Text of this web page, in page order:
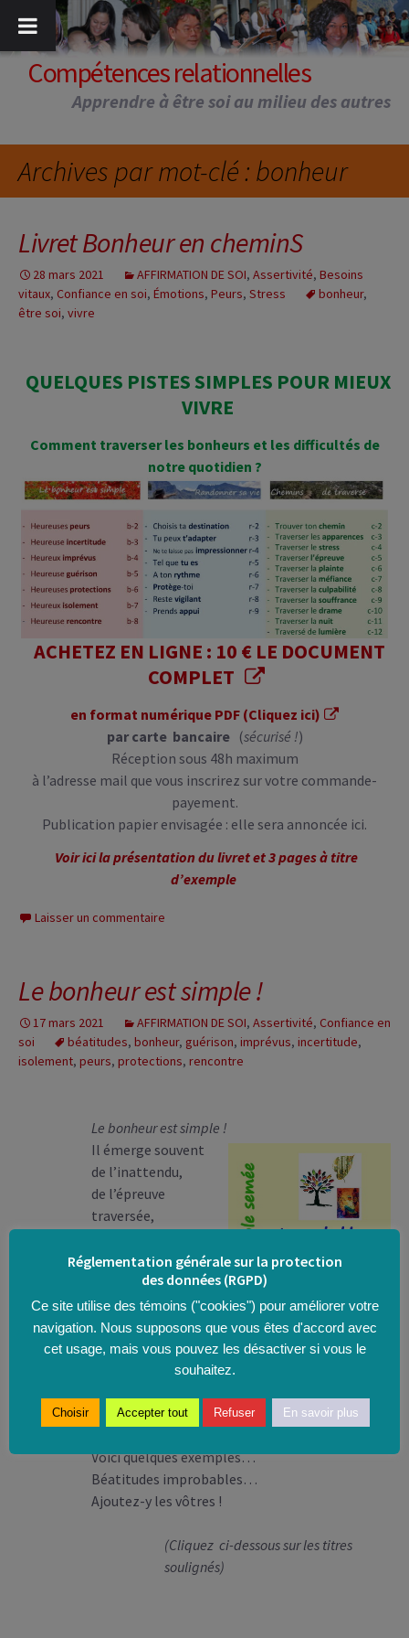
contenu
Compétences relationnelles
Apprendre à être soi au milieu des autres
Archives par mot-clé : bonheur
Livret Bonheur en cheminS
28 mars 2021 AFFIRMATION DE SOI, Assertivité, Besoins
vitaux, Confiance en soi, Émotions, Peurs, Stress bonheur,
être soi, vivre
QUELQUES PISTES SIMPLES POUR MIEUX
VIVRE
Comment traverser les bonheurs et les difficultés de
notre quotidien ?
ACHETEZ EN LIGNE : 10 € LE DOCUMENT
COMPLET
en format numérique PDF (Cliquez ici)
par carte bancaire (sécurisé !)
Réception sous 48h maximum
à l’adresse mail que vous inscrirez sur votre commande-
payement.
Publication papier envisagée : elle sera annoncée ici.
Voir ici la présentation du livret et 3 pages à titre
d’exemple
Laisser un commentaire
Le bonheur est simple !
17 mars 2021 AFFIRMATION DE SOI, Assertivité, Confiance en
soi
béatitudes, bonheur, guérison, imprévus, incertitude,
isolement, peurs, protections, rencontre
Le bonheur est simple !
Il émerge souvent
de l’inattendu,
de l’épreuve
traversée,
imprévue…
Le bonheur est
simple !
Il ne vient pas de l’avoir ni de l’extérieur…
Il vient de l’être…
Voici quelques exemples…
Béatitudes improbables…
Ajoutez-y les vôtres !
(Cliquez ci-dessous sur les titres
soulignés)
Réglementation générale sur la protection
des données (RGPD)
Ce site utilise des témoins ("cookies") pour améliorer votre
navigation. Nous supposons que vous êtes d'accord avec
cet usage, mais vous pouvez les désactiver si vous le
souhaitez.
Choisir Accepter tout Refuser En savoir plus